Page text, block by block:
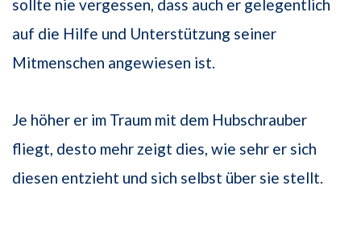
sollte nie vergessen, dass auch er gelegentlich
auf die Hilfe und Unterstützung seiner
Mitmenschen angewiesen ist.
Je höher er im Traum mit dem Hubschrauber
fliegt, desto mehr zeigt dies, wie sehr er sich
diesen entzieht und sich selbst über sie stellt.